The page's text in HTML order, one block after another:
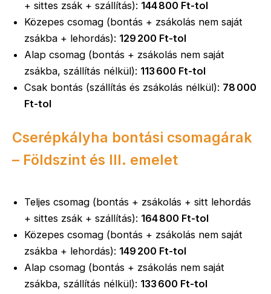
+ sittes zsák + szállítás): 144 800 Ft-tol
Közepes csomag (bontás + zsákolás nem saját
zsákba + lehordás): 129 200 Ft-tol
Alap csomag (bontás + zsákolás nem saját
zsákba, szállítás nélkül): 113 600 Ft-tol
Csak bontás (szállítás és zsákolás nélkül): 78 000
Ft-tol
Cserépkályha bontási csomagárak
– Földszint és III. emelet
Teljes csomag (bontás + zsákolás + sitt lehordás
+ sittes zsák + szállítás): 164 800 Ft-tol
Közepes csomag (bontás + zsákolás nem saját
zsákba + lehordás): 149 200 Ft-tol
Alap csomag (bontás + zsákolás nem saját
zsákba, szállítás nélkül): 133 600 Ft-tol